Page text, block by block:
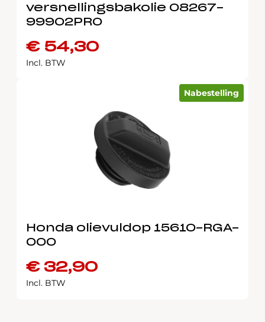
versnellingsbakolie 08267-
99902PRO
€54,30
Incl. BTW
Nabestelling
Honda olievuldop 15610-RGA-
000
€32,90
Incl. BTW